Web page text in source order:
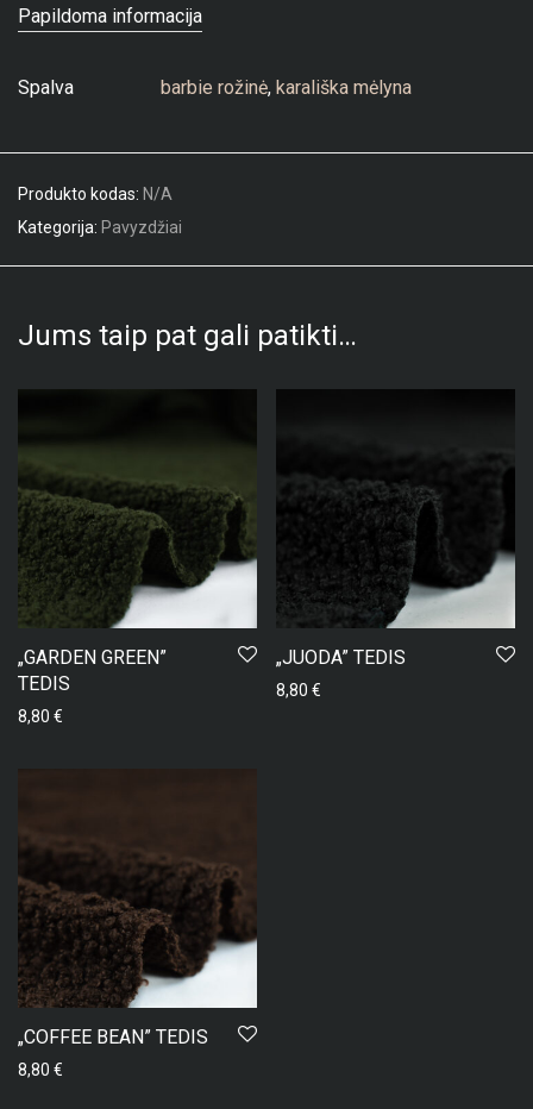
Papildoma informacija
Spalva barbie rožinė, karališka mėlyna
Produkto kodas: N/A
Kategorija: Pavyzdžiai
Jums taip pat gali patikti…
„GARDEN GREEN”
TEDIS
8,80 €
„JUODA” TEDIS
8,80 €
„COFFEE BEAN” TEDIS
8,80 €